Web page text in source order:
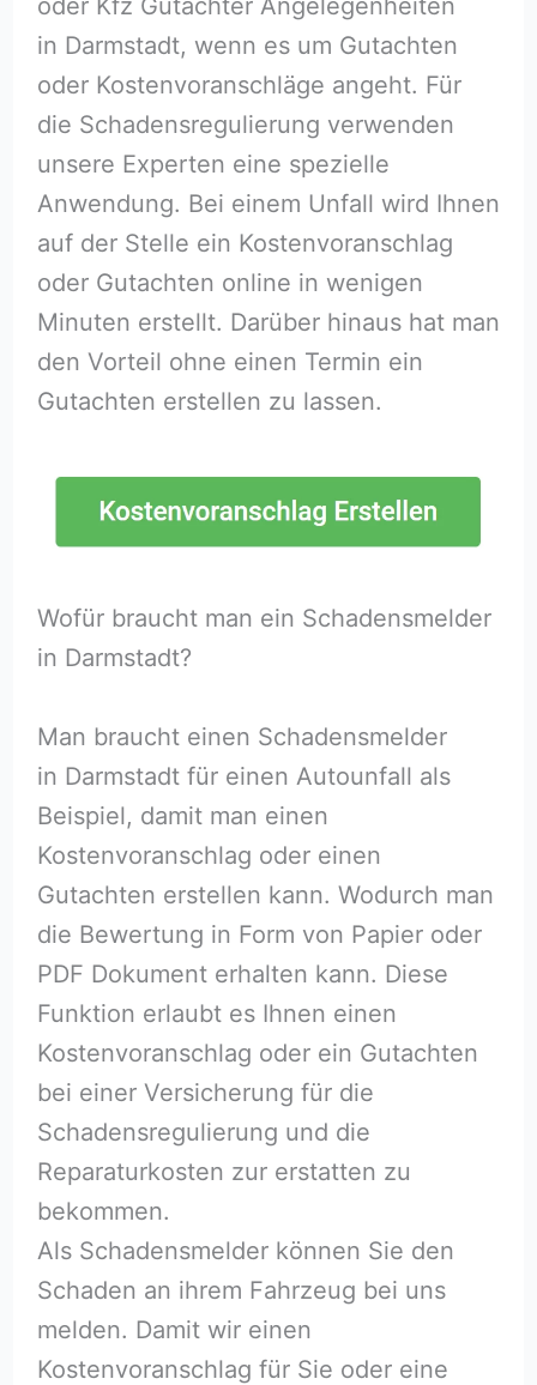
oder Kfz Gutachter Angelegenheiten
in Darmstadt, wenn es um Gutachten
oder Kostenvoranschläge angeht. Für
die Schadensregulierung verwenden
unsere Experten eine spezielle
Anwendung. Bei einem Unfall wird Ihnen
auf der Stelle ein Kostenvoranschlag
oder Gutachten online in wenigen
Minuten erstellt. Darüber hinaus hat man
den Vorteil ohne einen Termin ein
Gutachten erstellen zu lassen.
Wofür braucht man ein Schadensmelder
in Darmstadt?
Man braucht einen Schadensmelder
in Darmstadt für einen Autounfall als
Beispiel, damit man einen
Kostenvoranschlag oder einen
Gutachten erstellen kann. Wodurch man
die Bewertung in Form von Papier oder
PDF Dokument erhalten kann. Diese
Funktion erlaubt es Ihnen einen
Kostenvoranschlag oder ein Gutachten
bei einer Versicherung für die
Schadensregulierung und die
Reparaturkosten zur erstatten zu
bekommen.
Als Schadensmelder können Sie den
Schaden an ihrem Fahrzeug bei uns
melden. Damit wir einen
Kostenvoranschlag für Sie oder eine